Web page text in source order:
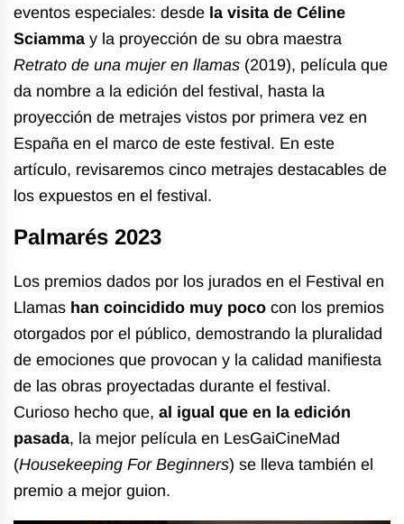
eventos especiales: desde la visita de Céline
Sciammay la proyección de su obra maestra
Retrato de una mujer en llamas (2019), película que
da nombre a la edición del festival, hasta la
proyección de metrajes vistos por primera vez en
España en el marco de este festival. En este
artículo, revisaremos cinco metrajes destacables de
los expuestos en el festival.
Palmarés 2023
Los premios dados por los jurados en el Festival en
Llamas han coincidido muy poco con los premios
otorgados por el público, demostrando la pluralidad
de emociones que provocan y la calidad manifiesta
de las obras proyectadas durante el festival.
Curioso hecho que, al igual que en la edición
pasada, la mejor película en LesGaiCineMad
(Housekeeping For Beginners) se lleva también el
premio a mejor guion.